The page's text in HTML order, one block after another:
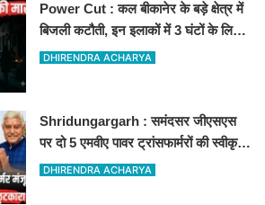
Power Cut : कल बीकानेर के बड़े क्षेत्र में
बिजली कटौती, इन इलाकों में 3 घंटों के लिए
बिजली रहेगी गुल
DHIRENDRA ACHARYA
Shridungargarh : समंदसर जीएसएस
पर दो 5 एमवीए पावर ट्रांसफार्मरों की स्वीकृति,
विधायक ताराचंद सारस्वत के सतत प्रयास
DHIRENDRA ACHARYA